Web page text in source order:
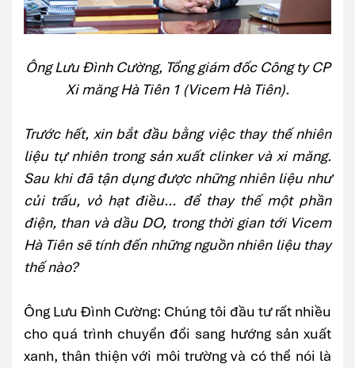
Ông Lưu Đình Cường, Tổng giám đốc Công ty CP
Xi măng Hà Tiên 1 (Vicem Hà Tiên).
Trước hết, xin bắt đầu bằng việc thay thế nhiên
liệu tự nhiên trong sản xuất clinker và xi măng.
Sau khi đã tận dụng được những nhiên liệu như
củi trấu, vỏ hạt điều… để thay thế một phần
điện, than và dầu DO, trong thời gian tới Vicem
Hà Tiên sẽ tính đến những nguồn nhiên liệu thay
thế nào?
Ông Lưu Đình Cường: Chúng tôi đầu tư rất nhiều
cho quá trình chuyển đổi sang hướng sản xuất
xanh, thân thiện với môi trường và có thể nói là